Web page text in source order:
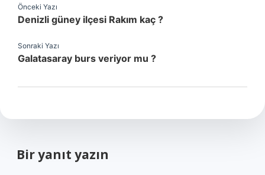
Önceki Yazı
Denizli güney ilçesi Rakım kaç ?
Sonraki Yazı
Galatasaray burs veriyor mu ?
Bir yanıt yazın